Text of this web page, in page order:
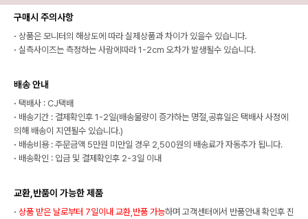
구매시 주의사항
· 상품은 모니터의 해상도에 따라 실제상품과 차이가 있을수 있습니다.
· 실측사이즈는 측정하는 사람에따라 1-2cm 오차가 발생될수 있습니다.
배송 안내
· 택배사 : CJ택배
· 배송기간 : 결제확인후 1-2일(배송물량이 증가하는 명절,공휴일은 택배사 사정에
의해 배송이 지연될수 있습니다.)
· 배송비용 : 주문금액 5만원 미만일 경우 2,500원의 배송료가 자동추가 됩니다.
· 배송확인 : 입금 및 결제확인후 2-3일 이내
교환,반품이 가능한 제품
· 상품 받은 날로부터 7일이내 교환,반품 가능하며 고객센터에서 반품안내 확인후 진